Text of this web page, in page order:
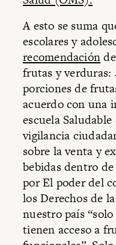
A esto se suma
escolares y
recomendación
frutas y verduras:
porciones de
acuerdo con una
escuela
vigilancia
sobre la venta y
bebidas dentro
por El poder del
los Derechos de
nuestro país “solo
tienen acceso a